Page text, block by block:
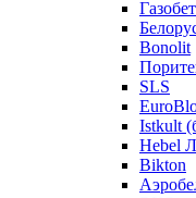
Bonolit
SLS
Istkult
Hebel
Bikton